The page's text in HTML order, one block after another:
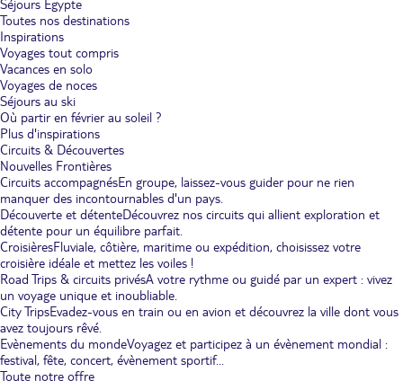
Séjours Egypte
Toutes nos destinations
Inspirations
Voyages tout compris
Vacances en solo
Voyages de noces
Séjours au ski
Où partir en février au soleil ?
Plus d'inspirations
Circuits & Découvertes
Nouvelles Frontières
Circuits accompagnésEn groupe, laissez-vous guider pour ne rien
manquer des incontournables d'un pays.
Découverte et détenteDécouvrez nos circuits qui allient exploration et
détente pour un équilibre parfait.
CroisièresFluviale, côtière, maritime ou expédition, choisissez votre
croisière idéale et mettez les voiles !
Road Trips & circuits privésA votre rythme ou guidé par un expert : vivez
un voyage unique et inoubliable.
City TripsEvadez-vous en train ou en avion et découvrez la ville dont vous
avez toujours rêvé.
Evènements du mondeVoyagez et participez à un évènement mondial :
festival, fête, concert, évènement sportif...
Toute notre offre